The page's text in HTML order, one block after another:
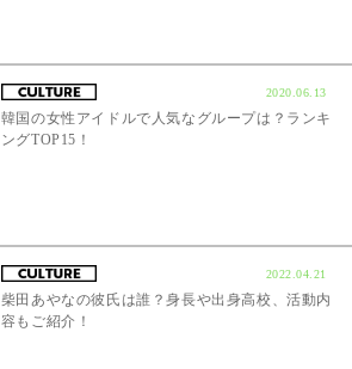
2020.06.13
韓国の女性アイドルで人気なグループは？ランキ
ングTOP15！
2022.04.21
柴田あやなの彼氏は誰？身長や出身高校、活動内
容もご紹介！